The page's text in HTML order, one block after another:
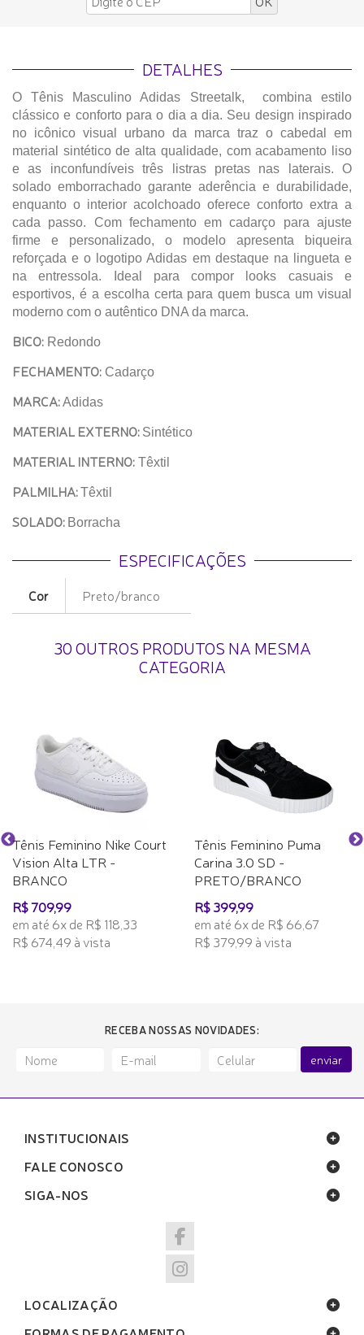
DETALHES
O Tênis Masculino Adidas Streetalk, combina estilo
clássico e conforto para o dia a dia. Seu design inspirado
no icônico visual urbano da marca traz o cabedal em
material sintético de alta qualidade, com acabamento liso
e as inconfundíveis três listras pretas nas laterais. O
solado emborrachado garante aderência e durabilidade,
enquanto o interior acolchoado oferece conforto extra a
cada passo. Com fechamento em cadarço para ajuste
firme e personalizado, o modelo apresenta biqueira
reforçada e o logotipo Adidas em destaque na lingueta e
na entressola. Ideal para compor looks casuais e
esportivos, é a escolha certa para quem busca um visual
moderno com o autêntico DNA da marca.
BICO: Redondo
FECHAMENTO: Cadarço
MARCA:Adidas
MATERIAL EXTERNO: Sintético
MATERIAL INTERNO: Têxtil
PALMILHA:Têxtil
SOLADO: Borracha
ESPECIFICAÇÕES
Cor Preto/branco
30 OUTROS PRODUTOS NA MESMA
CATEGORIA
Tênis Feminino Nike Court
Vision Alta LTR -
BRANCO
R$ 709,99
em até 6x de R$ 118,33
R$ 674,49 à vista
Tênis Feminino Puma
Carina 3.0 SD -
PRETO/BRANCO
R$ 399,99
em até 6x de R$ 66,67
R$ 379,99 à vista
RECEBA NOSSAS NOVIDADES:
enviar
INSTITUCIONAIS
FALE CONOSCO
SIGA-NOS
LOCALIZAÇÃO